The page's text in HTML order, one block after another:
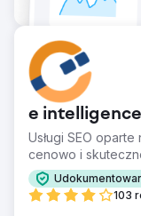
e intelligence
Usługi SEO
cenowo i
103